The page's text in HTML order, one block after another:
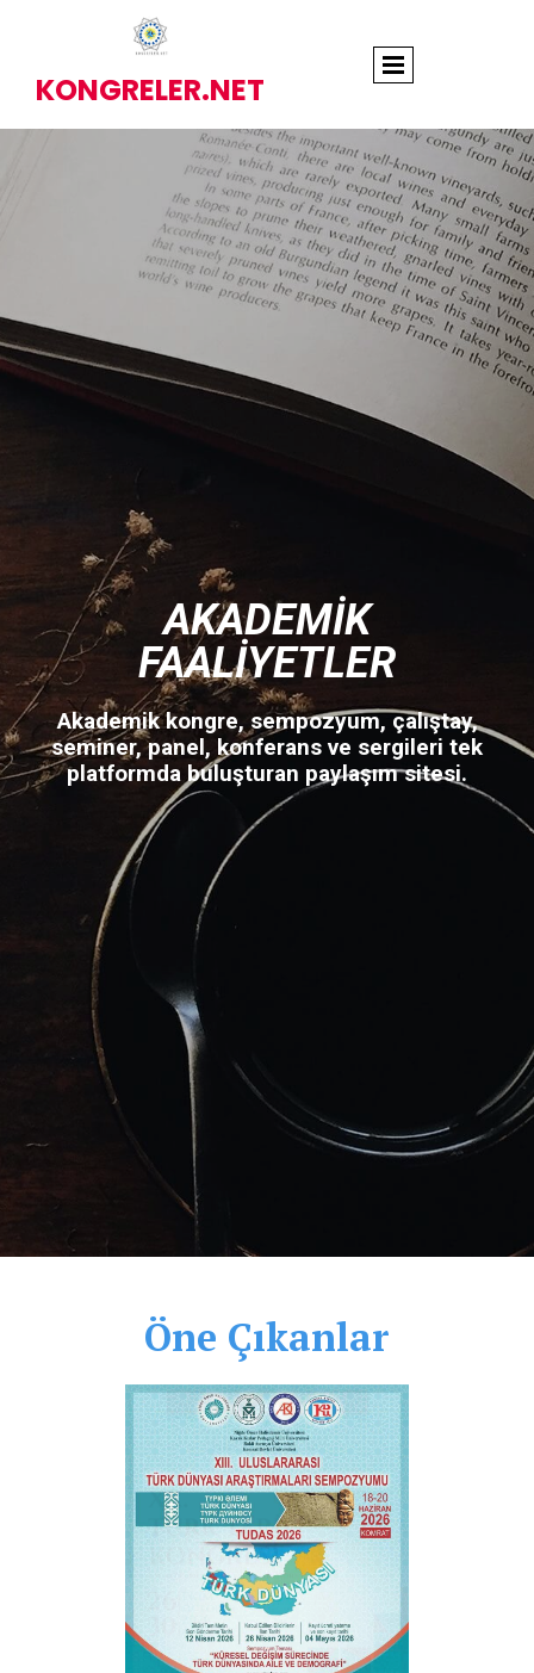
KONGRELER.NET
AKADEMIK
FAALIYETLER
Akademik kongre, sempozyum, çalıştay,
seminer, panel, konferans ve sergileri tek
platformda buluşturan paylaşım sitesi.
Öne Çıkanlar